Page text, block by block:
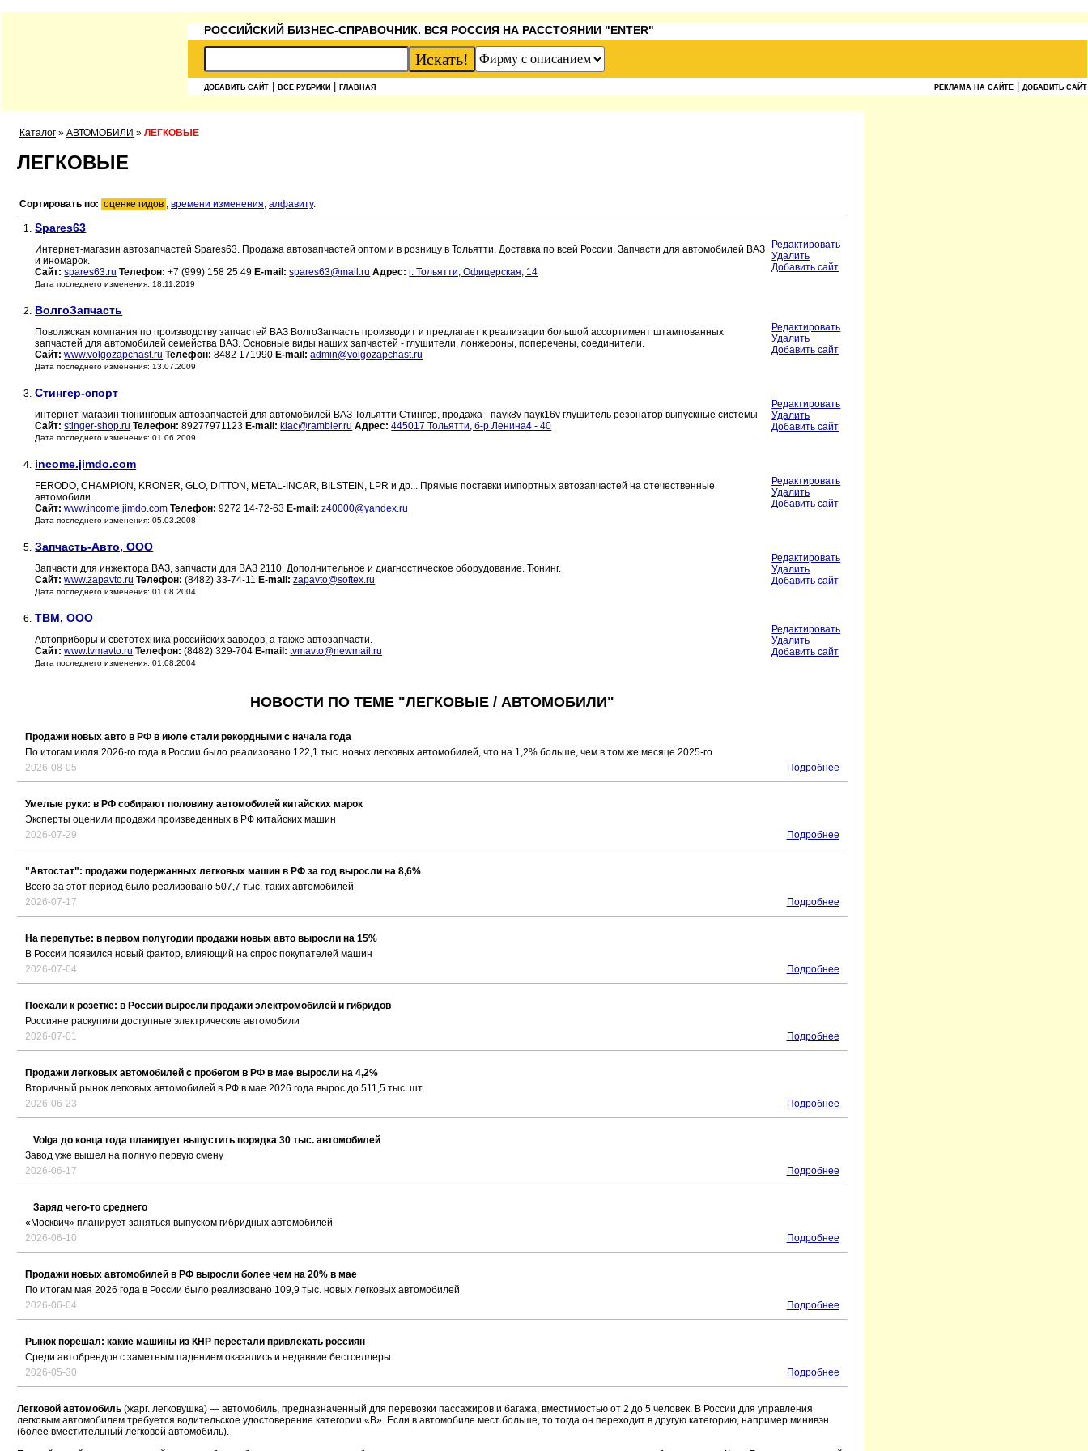
РОССИЙСКИЙ БИЗНЕС-СПРАВОЧНИК. ВСЯ РОССИЯ НА РАССТОЯНИИ "ENTER"
ДОБАВИТЬ САЙТ ВСЕ РУБРИКИ ГЛАВНАЯ РЕКЛАМА НА САЙТЕ ДОБАВИТЬ САЙТ
Каталог » АВТОМОБИЛИ » ЛЕГКОВЫЕ
ЛЕГКОВЫЕ
Сортировать по: оценке гидов , времени изменения, алфавиту.
1. Spares63
Интернет-магазин автозапчастей Spares63. Продажа автозапчастей оптом и в розницу в Тольятти. Доставка по всей России. Запчасти для автомобилей ВАЗ
и иномарок.
Сайт: spares63.ru Телефон: +7 (999) 158 25 49 E-mail: spares63@mail.ru Адрес: г. Тольятти, Офицерская, 14
Дата последнего изменения: 18.11.2019
Редактировать
Удалить
Добавить сайт
2. ВолгоЗапчасть
Поволжская компания по производству запчастей ВАЗ ВолгоЗапчасть производит и предлагает к реализации большой ассортимент штампованных
запчастей для автомобилей семейства ВАЗ. Основные виды наших запчастей - глушители, лонжероны, поперечены, соединители.
Сайт: www.volgozapchast.ru Телефон: 8482 171990 E-mail: admin@volgozapchast.ru
Дата последнего изменения: 13.07.2009
Редактировать
Удалить
Добавить сайт
3. Стингер-спорт
интернет-магазин тюнинговых автозапчастей для автомобилей ВАЗ Тольятти Стингер, продажа - паук8v паук16v глушитель резонатор выпускные системы
Сайт: stinger-shop.ru Телефон: 89277971123 E-mail: klac@rambler.ru Адрес: 445017 Тольятти, б-р Ленина4 - 40
Дата последнего изменения: 01.06.2009
Редактировать
Удалить
Добавить сайт
4. income.jimdo.com
FERODO, CHAMPION, KRONER, GLO, DITTON, METAL-INCAR, BILSTEIN, LPR и др... Прямые поставки импортных автозапчастей на отечественные
автомобили.
Сайт: www.income.jimdo.com Телефон: 9272 14-72-63 E-mail: z40000@yandex.ru
Дата последнего изменения: 05.03.2008
Редактировать
Удалить
Добавить сайт
5. Запчасть-Авто, ООО
Запчасти для инжектора ВАЗ, запчасти для ВАЗ 2110. Дополнительное и диагностическое оборудование. Тюнинг.
Сайт: www.zapavto.ru Телефон: (8482) 33-74-11 E-mail: zapavto@softex.ru
Дата последнего изменения: 01.08.2004
Редактировать
Удалить
Добавить сайт
6. ТВМ, ООО
Автоприборы и светотехника российских заводов, а также автозапчасти.
Сайт: www.tvmavto.ru Телефон: (8482) 329-704 E-mail: tvmavto@newmail.ru
Дата последнего изменения: 01.08.2004
Редактировать
Удалить
Добавить сайт
НОВОСТИ ПО ТЕМЕ "ЛЕГКОВЫЕ / АВТОМОБИЛИ"
Продажи новых авто в РФ в июле стали рекордными с начала года
По итогам июля 2026-го года в России было реализовано 122,1 тыс. новых легковых автомобилей, что на 1,2% больше, чем в том же месяце 2025-го
2026-08-05
Подробнее
Умелые руки: в РФ собирают половину автомобилей китайских марок
Эксперты оценили продажи произведенных в РФ китайских машин
2026-07-29
Подробнее
"Автостат": продажи подержанных легковых машин в РФ за год выросли на 8,6%
Всего за этот период было реализовано 507,7 тыс. таких автомобилей
2026-07-17
Подробнее
На перепутье: в первом полугодии продажи новых авто выросли на 15%
В России появился новый фактор, влияющий на спрос покупателей машин
2026-07-04
Подробнее
Поехали к розетке: в России выросли продажи электромобилей и гибридов
Россияне раскупили доступные электрические автомобили
2026-07-01
Подробнее
Продажи легковых автомобилей с пробегом в РФ в мае выросли на 4,2%
Вторичный рынок легковых автомобилей в РФ в мае 2026 года вырос до 511,5 тыс. шт.
2026-06-23
Подробнее
Volga до конца года планирует выпустить порядка 30 тыс. автомобилей
Завод уже вышел на полную первую смену
2026-06-17
Подробнее
Заряд чего-то среднего
«Москвич» планирует заняться выпуском гибридных автомобилей
2026-06-10
Подробнее
Продажи новых автомобилей в РФ выросли более чем на 20% в мае
По итогам мая 2026 года в России было реализовано 109,9 тыс. новых легковых автомобилей
2026-06-04
Подробнее
Рынок порешал: какие машины из КНР перестали привлекать россиян
Среди автобрендов с заметным падением оказались и недавние бестселлеры
2026-05-30
Подробнее
Легковой автомобиль (жарг. легковушка) — автомобиль, предназначенный для перевозки пассажиров и багажа, вместимостью от 2 до 5 человек. В России для управления
легковым автомобилем требуется водительское удостоверение категории «B». Если в автомобиле мест больше, то тогда он переходит в другую категорию, например минивэн
(более вместительный легковой автомобиль).